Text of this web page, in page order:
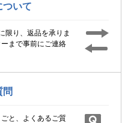
ついて
限り、返品を承りま
まで事前にご連絡
問
と、よくあるご質